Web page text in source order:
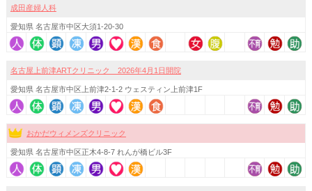
成田産婦人科
愛知県 名古屋市中区大須1-20-30
名古屋上前津ARTクリニック 2026年4月1日開院
愛知県 名古屋市中区上前津2-1-2 ウェスティン上前津1F
おかだウィメンズクリニック
愛知県 名古屋市中区正木4-8-7 れんが橋ビル3F